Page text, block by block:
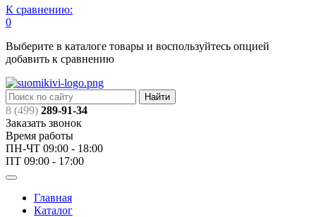
К сравнению:
0
Выберите в каталоге товары и воспользуйтесь опцией
добавить к сравнению
Найти
8 (499) 289-91-34
Заказать звонок
Время работы
ПН-ЧТ 09:00 - 18:00
ПТ 09:00 - 17:00
Главная
Каталог